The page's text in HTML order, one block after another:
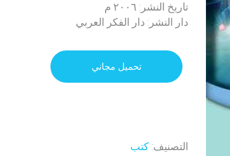
تاريخ النشر: ٢٠٠٦ م
دار النشر: دار الفكر العربي
تحميل مجاني
التصنيف: كتب